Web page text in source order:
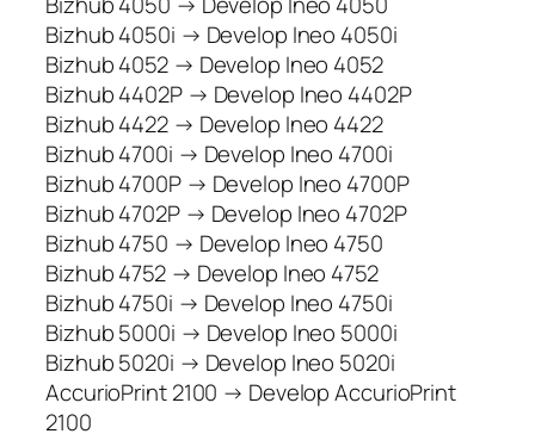
Bizhub 4050i → Develop Ineo 4050i
Bizhub 4052 → Develop Ineo 4052
Bizhub 4402P → Develop Ineo 4402P
Bizhub 4422 → Develop Ineo 4422
Bizhub 4700i → Develop Ineo 4700i
Bizhub 4700P → Develop Ineo 4700P
Bizhub 4702P → Develop Ineo 4702P
Bizhub 4750 → Develop Ineo 4750
Bizhub 4752 → Develop Ineo 4752
Bizhub 4750i → Develop Ineo 4750i
Bizhub 5000i → Develop Ineo 5000i
Bizhub 5020i → Develop Ineo 5020i
AccurioPrint 2100 → Develop AccurioPrint
2100